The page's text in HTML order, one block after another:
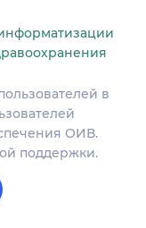
в
ОИВ.
поддержки.